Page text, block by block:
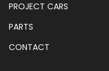
PROJECT CARS
PARTS
CONTACT